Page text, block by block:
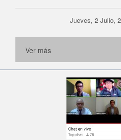
Jueves, 2 Julio,
Ver más